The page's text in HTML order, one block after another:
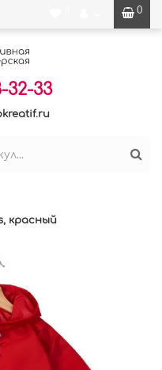
0
32-33
красный